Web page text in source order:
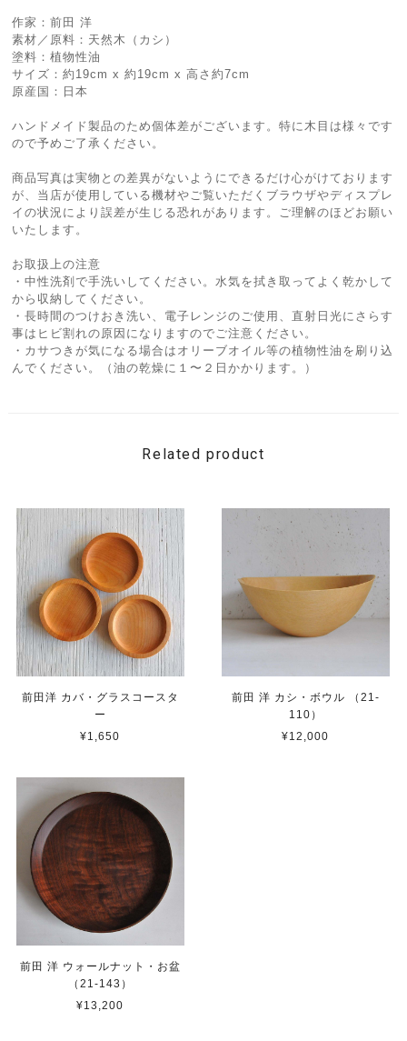
作家：前田 洋
素材／原料：天然木（カシ）
塗料：植物性油
サイズ：約19cm x 約19cm x 高さ約7cm
原産国：日本
ハンドメイド製品のため個体差がございます。特に木目は様々です
ので予めご了承ください。
商品写真は実物との差異がないようにできるだけ心がけております
が、当店が使用している機材やご覧いただくブラウザやディスプレ
イの状況により誤差が生じる恐れがあります。ご理解のほどお願い
いたします。
お取扱上の注意
・中性洗剤で手洗いしてください。水気を拭き取ってよく乾かして
から収納してください。
・長時間のつけおき洗い、電子レンジのご使用、直射日光にさらす
事はヒビ割れの原因になりますのでご注意ください。
・カサつきが気になる場合はオリーブオイル等の植物性油を刷り込
んでください。（油の乾燥に１〜２日かかります。）
Related product
前田洋 カバ・グラスコースタ
ー
¥1,650
前田 洋 カシ・ボウル （21-
110）
¥12,000
前田 洋 ウォールナット・お盆
（21-143）
¥13,200